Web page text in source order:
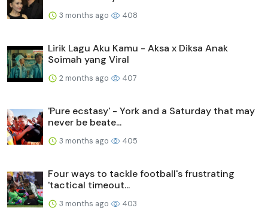
3 months ago 408
Lirik Lagu Aku Kamu - Aksa x Diksa Anak
Soimah yang Viral
2 months ago 407
'Pure ecstasy' - York and a Saturday that may
never be beate...
3 months ago 405
Four ways to tackle football's frustrating
'tactical timeout...
3 months ago 403